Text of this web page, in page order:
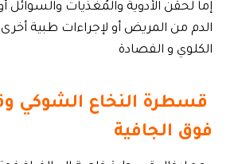
إما لحقن الأدوية والمُغذيات
الدم من المريض أو لإجراءات طبية
الكلوي و الفصادة
قسطرة النخاع الشوكي
فوق الجافية